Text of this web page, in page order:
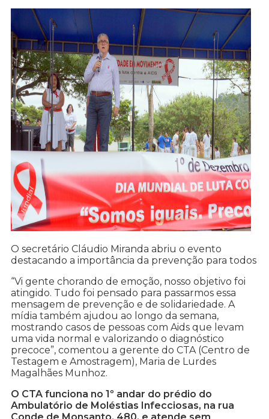
O secretário Cláudio Miranda abriu o evento
destacando a importância da prevenção para todos
“Vi gente chorando de emoção, nosso objetivo foi
atingido. Tudo foi pensado para passarmos essa
mensagem de prevenção e de solidariedade. A
mídia também ajudou ao longo da semana,
mostrando casos de pessoas com Aids que levam
uma vida normal e valorizando o diagnóstico
precoce”, comentou a gerente do CTA (Centro de
Testagem e Amostragem), Maria de Lurdes
Magalhães Munhoz.
O CTA funciona no 1º andar do prédio do
Ambulatório de Moléstias Infecciosas, na rua